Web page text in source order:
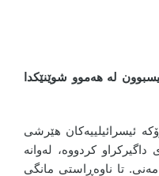
لە هەموو شوێنێکدا
٢٠٢٣ەوە فڕۆکە ئیسرائیلییەکان هێرشی
کردووە، لەوانە
تا ناوەڕاستی مانگی